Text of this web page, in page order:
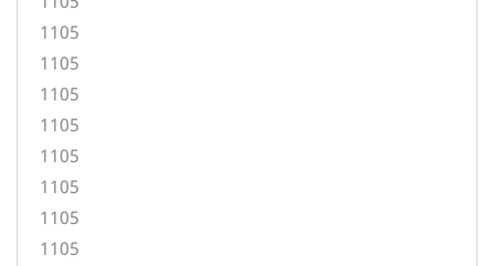
1105
1105
1105
1105
1105
1105
1105
1105